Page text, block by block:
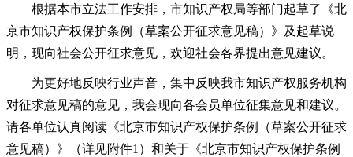
根据本市立法工作安排，市知识产权局等部门起草了《北
京市知识产权保护条例（草案公开征求意见稿）》及起草说
明，现向社会公开征求意见，欢迎社会各界提出意见建议。
为更好地反映行业声音，集中反映我市知识产权服务机构
对征求意见稿的意见，我会现向各会员单位征集意见和建议。
请各单位认真阅读《北京市知识产权保护条例（草案公开征求
意见稿）》（详见附件1）和关于《北京市知识产权保护条例